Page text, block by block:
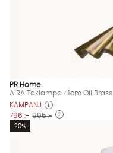
PR Home
AIRA Taklampa 41cm Oil Brass
KAMPANJ
796 :- 995 :-
20%